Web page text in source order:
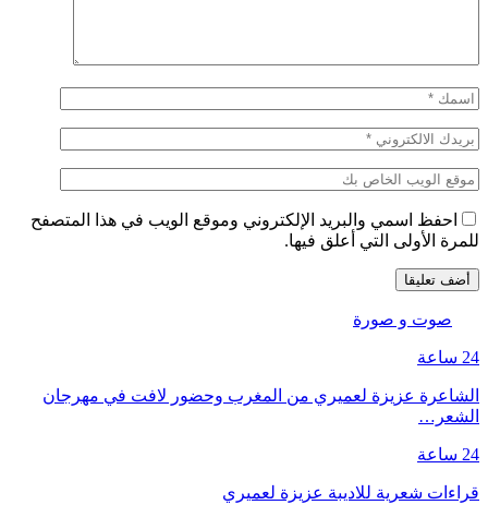
احفظ اسمي والبريد الإلكتروني وموقع الويب في هذا المتصفح
للمرة الأولى التي أعلق فيها.
صوت و صورة
24 ساعة
الشاعرة عزيزة لعميري من المغرب وحضور لافت في مهرجان
الشعر…
24 ساعة
قراءات شعرية للاديبة عزيزة لعميري